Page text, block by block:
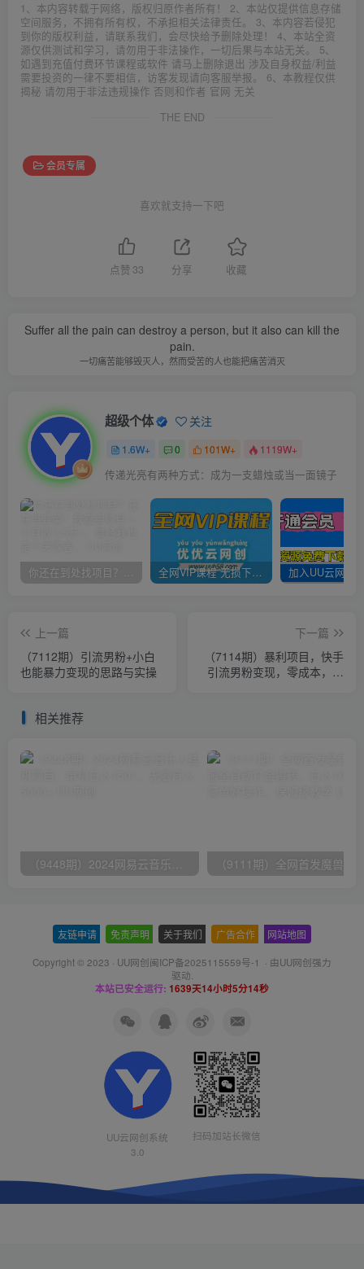
1、本内容转载于网络，版权归原作者所有！ 2、本站仅提供信息存储
空间服务，不拥有所有权，不承担相关法律责任。 3、本内容若侵犯
到你的版权利益，请联系我们，会尽快给予删除处理！ 4、本站全资
源仅供测试和学习，请勿用于非法操作，一切后果与本站无关。 5、
如遇到充值付费环节课程或软件 请马上删除退出 涉及自身权益/利益
需要投资的一律不要相信，访客发现请向客服举报。 6、本教程仅供
揭秘 请勿用于非法违规操作 否则和作者 官网 无关
THE END
会员专属
喜欢就支持一下吧
点赞 33 分享 收藏
Suffer all the pain can destroy a person, but it also can kill the
pain.
一切痛苦能够毁灭人，然而受苦的人也能把痛苦消灭
超级个体 关注
1.6W+ 0 101W+ 1119W+
传递光亮有两种方式：成为一支蜡烛或当一面镜子
你还在到处找项目？还在当韭菜？我靠卖项目一个月收入5万+，曾经我也是个失败者。 全网VIP课程 无损下载~
上一篇
（7112期）引流男粉+小白
也能暴力变现的思路与实操
下一篇
（7114期）暴利项目，快手
引流男粉变现，零成本，卖
相关推荐
友链申请 免责声明 关于我们 广告合作 网站地图
Copyright © 2023 · UU网创闽ICP备2025115559号-1 · 由UU网创强力
驱动.
本站已安全运行: 1639天14小时5分14秒
UU云网创系统
3.0
扫码加站长微信